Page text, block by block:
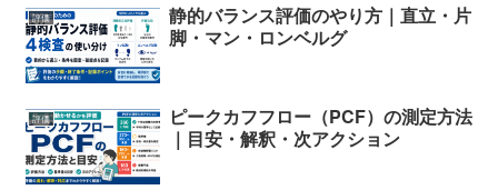
評価
静的バランス評価のやり方｜直立・片
脚・マン・ロンベルグ
評価
ピークカフフロー（PCF）の測定方法
｜目安・解釈・次アクション